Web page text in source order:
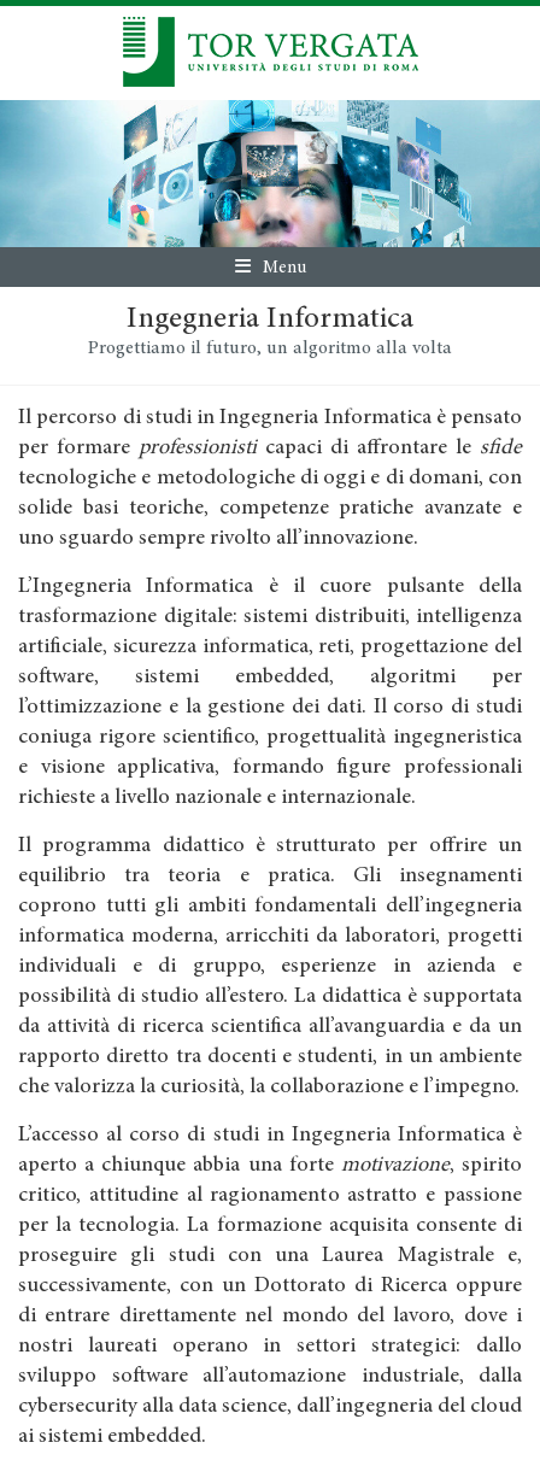
Menu
Ingegneria Informatica
Progettiamo il futuro, un algoritmo alla volta
Il percorso di studi in Ingegneria Informatica è pensato
per formare professionisticapaci di affrontare le sfide
tecnologiche e metodologiche di oggi e di domani, con
solide basi teoriche, competenze pratiche avanzate e
uno sguardo sempre rivolto all’innovazione.
L’Ingegneria Informatica è il cuore pulsante della
trasformazione digitale: sistemi distribuiti, intelligenza
artificiale, sicurezza informatica, reti, progettazione del
software, sistemi embedded, algoritmi per
l’ottimizzazione e la gestione dei dati. Il corso di studi
coniuga rigore scientifico, progettualità ingegneristica
e visione applicativa, formando figure professionali
richieste a livello nazionale e internazionale.
Il programma didattico è strutturato per offrire un
equilibrio tra teoria e pratica. Gli insegnamenti
coprono tutti gli ambiti fondamentali dell’ingegneria
informatica moderna, arricchiti da laboratori, progetti
individuali e di gruppo, esperienze in azienda e
possibilità di studio all’estero. La didattica è supportata
da attività di ricerca scientifica all’avanguardia e da un
rapporto diretto tra docenti e studenti, in un ambiente
che valorizza la curiosità, la collaborazione e l’impegno.
L’accesso al corso di studi in Ingegneria Informatica è
aperto a chiunque abbia una forte motivazione, spirito
critico, attitudine al ragionamento astratto e passione
per la tecnologia. La formazione acquisita consente di
proseguire gli studi con una Laurea Magistrale e,
successivamente, con un Dottorato di Ricerca oppure
di entrare direttamente nel mondo del lavoro, dove i
nostri laureati operano in settori strategici: dallo
sviluppo software all’automazione industriale, dalla
cybersecurity alla data science, dall’ingegneria del cloud
ai sistemi embedded.